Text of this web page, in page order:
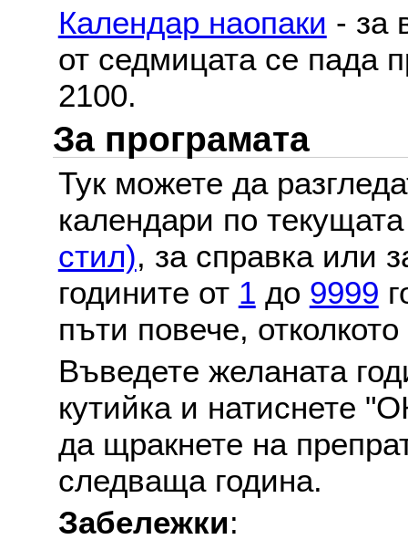
Календар наопаки - за
от седмицата се пада
2100.
За програмата
Тук можете да
календари по
стил), за справка или
годините от 1 до 9999
пъти повече,
Въведете желаната
кутийка и натиснете
да щракнете на
следваща година.
Забележки: